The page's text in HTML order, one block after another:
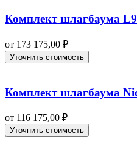
Комплект шлагбаума
от 173 175,00 ₽
Уточнить стоимость
Комплект шлагбаума
от 116 175,00 ₽
Уточнить стоимость